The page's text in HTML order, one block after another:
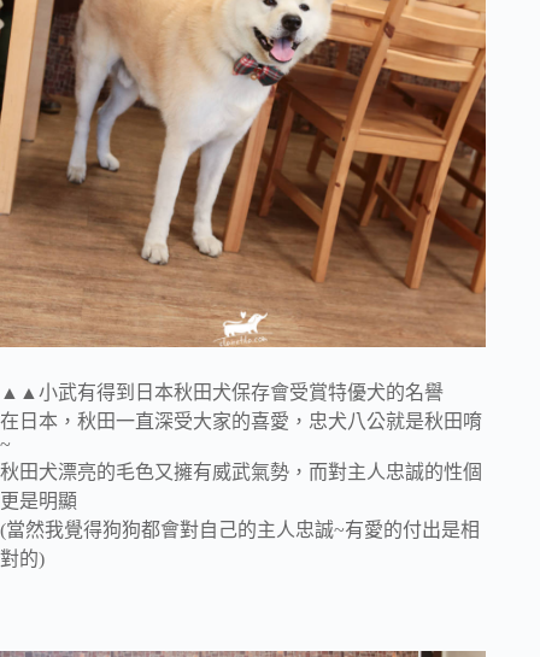
▲▲小武有得到日本秋田犬保存會受賞特優犬的名譽
在日本，秋田一直深受大家的喜愛，忠犬八公就是秋田唷
~
秋田犬漂亮的毛色又擁有威武氣勢，而對主人忠誠的性個
更是明顯
(當然我覺得狗狗都會對自己的主人忠誠~有愛的付出是相
對的)